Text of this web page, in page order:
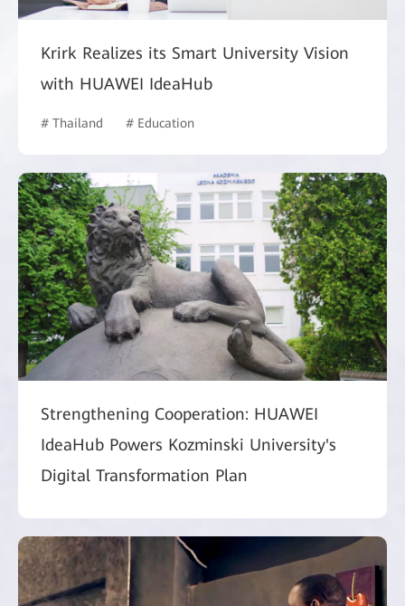
Krirk Realizes its Smart University Vision
with HUAWEI IdeaHub
# Thailand # Education
Strengthening Сooperation: HUAWEI
IdeaHub Powers Kozminski University's
Digital Transformation Plan